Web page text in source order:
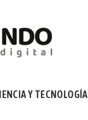
Y TECNOLOGÍA